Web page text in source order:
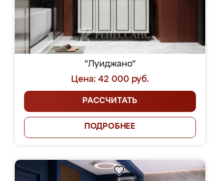
"Луиджано"
Цена: 42 000 руб.
РАССЧИТАТЬ
ПОДРОБНЕЕ